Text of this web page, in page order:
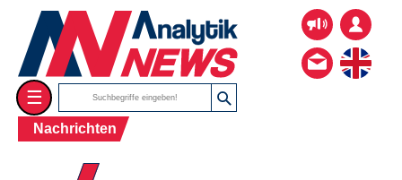
☰
Nachrichten
☰ 2019